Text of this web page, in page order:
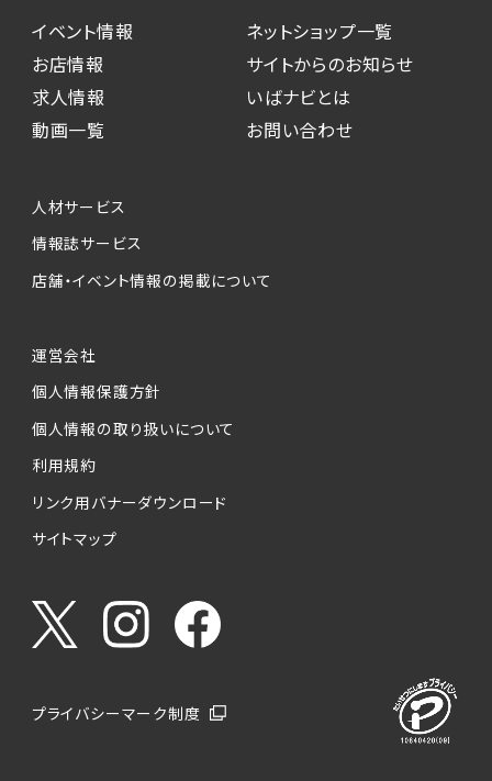
イベント情報
お店情報
求人情報
動画一覧
ネットショップ一覧
サイトからのお知らせ
いばナビとは
お問い合わせ
人材サービス
情報誌サービス
店舗・イベント情報の掲載について
運営会社
個人情報保護方針
個人情報の取り扱いについて
利用規約
リンク用バナーダウンロード
サイトマップ
プライバシーマーク制度